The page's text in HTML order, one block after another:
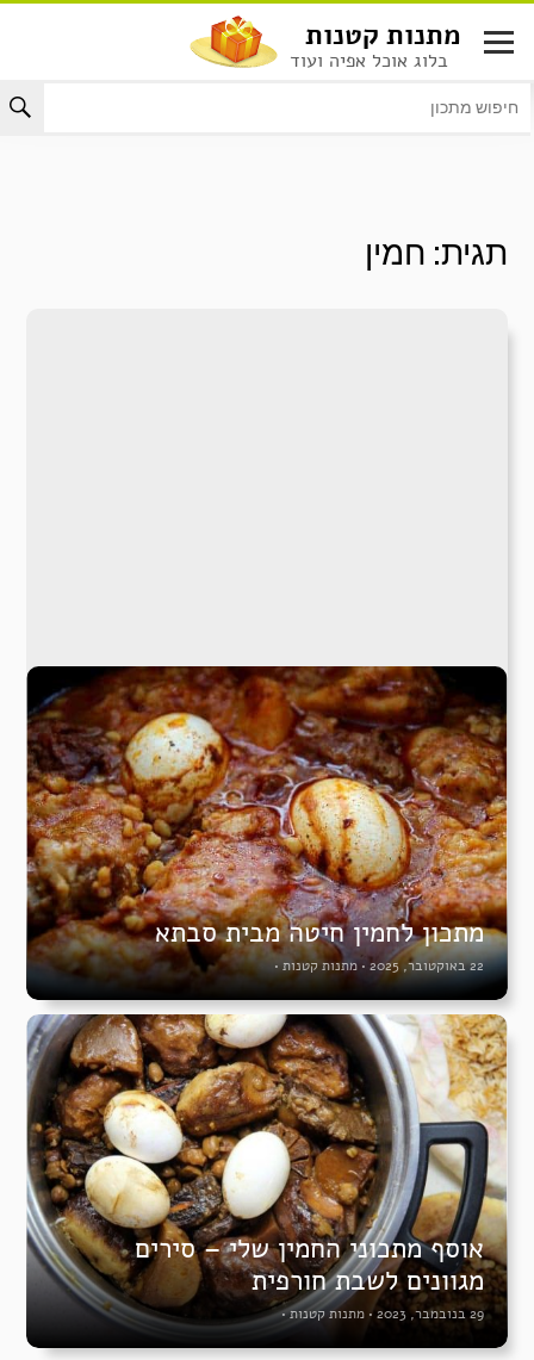
לתוכן
מתנות קטנות
בלוג אוכל אפיה ועוד
תגית: חמין
מתכון לחמין חיטה מבית סבתא
22 באוקטובר, 2025 • מתנות קטנות •
אוסף מתכוני החמין שלי – סירים
מגוונים לשבת חורפית
29 בנובמבר, 2023 • מתנות קטנות•